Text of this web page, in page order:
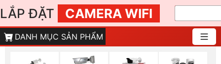
LẮP ĐẶT CAMERA WIFI
DANH MỤC SẢN PHẨM